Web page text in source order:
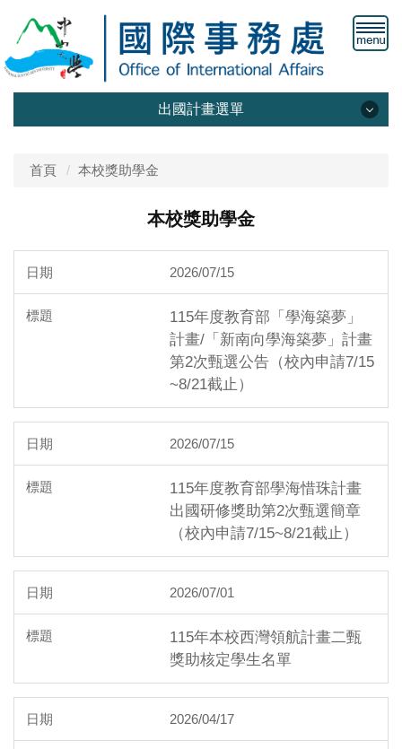
出國計畫選單
海外實習
短期交流
首頁 本校獎助學金
本校獎助學金
2026/07/15
115年度教育部「學海築夢」
計畫/「新南向學海築夢」計畫
第2次甄選公告（校內申請7/15
~8/21截止）
2026/07/15
115年度教育部學海惜珠計畫
出國研修獎助第2次甄選簡章
（校內申請7/15~8/21截止）
2026/07/01
115年本校西灣領航計畫二甄
獎助核定學生名單
2026/04/17